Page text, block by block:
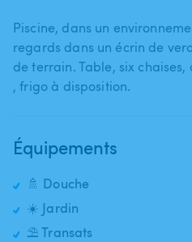
Piscine​,​ dans un
regards dans un écrin de
de terrain. Table​,​ six
,​ frigo à disposition.
Équipements
🚿 Douche
☀️ Jardin
⛱️ Transats